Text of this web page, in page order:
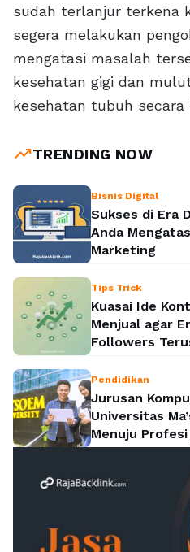
sudah terlanjur terkena
segera melakukan
mengatasi masalah
kesehatan gigi dan
kesehatan tubuh secara
trending_upTRENDING NOW
Bisnis Digital
Sukses di Era
Anda
Marketing
Tips Trick
Kuasai Ide
Menjual agar
Followers
Pendidikan
Jurusan
Universitas
Menuju